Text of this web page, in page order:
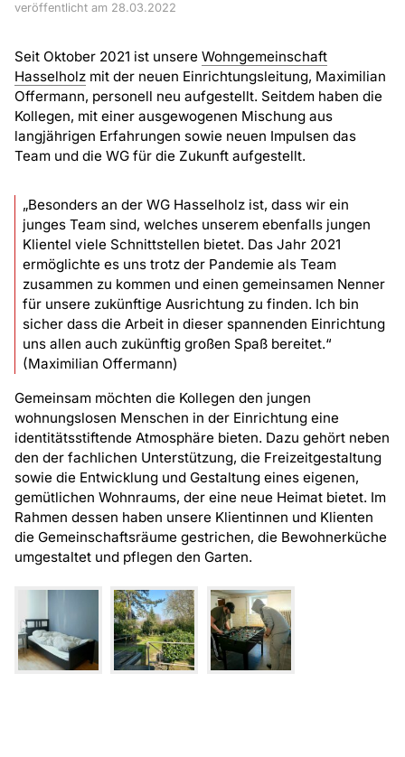
veröffentlicht am 28.03.2022
Seit Oktober 2021 ist unsere Wohngemeinschaft
Hasselholz mit der neuen Einrichtungsleitung, Maximilian
Offermann, personell neu aufgestellt. Seitdem haben die
Kollegen, mit einer ausgewogenen Mischung aus
langjährigen Erfahrungen sowie neuen Impulsen das
Team und die WG für die Zukunft aufgestellt.
„Besonders an der WG Hasselholz ist, dass wir ein
junges Team sind, welches unserem ebenfalls jungen
Klientel viele Schnittstellen bietet. Das Jahr 2021
ermöglichte es uns trotz der Pandemie als Team
zusammen zu kommen und einen gemeinsamen Nenner
für unsere zukünftige Ausrichtung zu finden. Ich bin
sicher dass die Arbeit in dieser spannenden Einrichtung
uns allen auch zukünftig großen Spaß bereitet.“
(Maximilian Offermann)
Gemeinsam möchten die Kollegen den jungen
wohnungslosen Menschen in der Einrichtung eine
identitätsstiftende Atmosphäre bieten. Dazu gehört neben
den der fachlichen Unterstützung, die Freizeitgestaltung
sowie die Entwicklung und Gestaltung eines eigenen,
gemütlichen Wohnraums, der eine neue Heimat bietet. Im
Rahmen dessen haben unsere Klientinnen und Klienten
die Gemeinschaftsräume gestrichen, die Bewohnerküche
umgestaltet und pflegen den Garten.